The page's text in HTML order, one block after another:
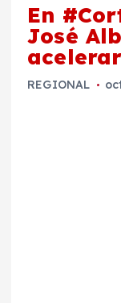
En
José
REGIONAL